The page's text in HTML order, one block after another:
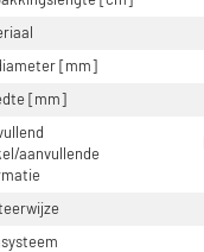
[mm]
[mm]
aanvullende